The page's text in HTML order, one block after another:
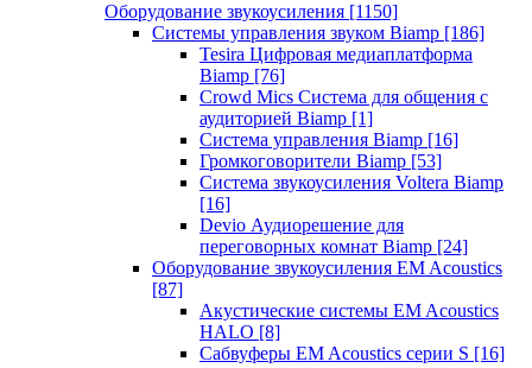
Оборудование звукоусиления [1150]
Системы управления звуком Biamp [186]
Tesira Цифровая медиаплатформа
Biamp [76]
Crowd Mics Система для общения с
аудиторией Biamp [1]
Система управления Biamp [16]
Громкоговорители Biamp [53]
Система звукоусиления Voltera Biamp
[16]
Devio Аудиорешение для
переговорных комнат Biamp [24]
Оборудование звукоусиления EM Acoustics
[87]
Акустические системы EM Acoustics
HALO [8]
Сабвуферы EM Acoustics серии S [16]